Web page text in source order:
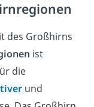
des Großhirns
ist
die
und